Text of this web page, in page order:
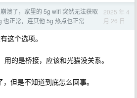
崩溃了，家里的 5g wifi 突然无法获取
正常，连其他 5g 热点也正常
2025 年 4
月 26 日
这个选项。
用的是桥接，应该和光猫没关系。
但是不知道到底怎么回事。